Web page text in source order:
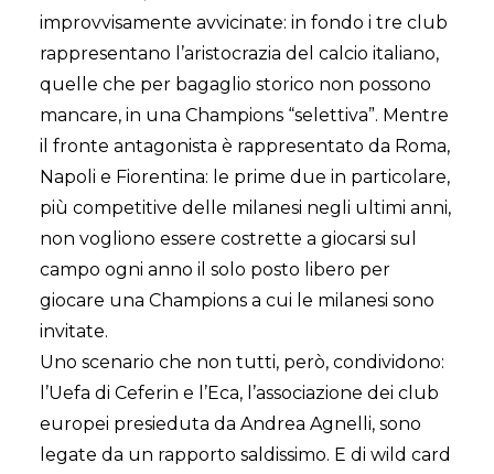
improvvisamente avvicinate: in fondo i tre club
rappresentano l’aristocrazia del calcio italiano,
quelle che per bagaglio storico non possono
mancare, in una Champions “selettiva”. Mentre
il fronte antagonista è rappresentato da Roma,
Napoli e Fiorentina: le prime due in particolare,
più competitive delle milanesi negli ultimi anni,
non vogliono essere costrette a giocarsi sul
campo ogni anno il solo posto libero per
giocare una Champions a cui le milanesi sono
invitate.
Uno scenario che non tutti, però, condividono:
l’Uefa di Ceferin e l’Eca, l’associazione dei club
europei presieduta da Andrea Agnelli, sono
legate da un rapporto saldissimo. E di wild card